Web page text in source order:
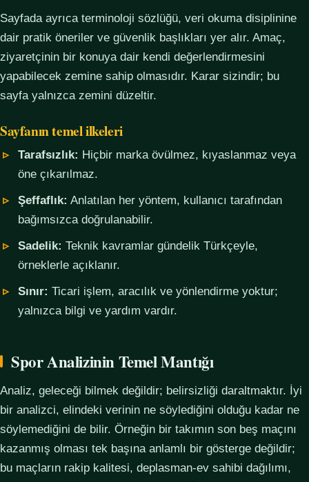
Sayfada ayrıca terminoloji sözlüğü, veri okuma disiplinine
dair pratik öneriler ve güvenlik başlıkları yer alır. Amaç,
ziyaretçinin bir konuya dair kendi değerlendirmesini
yapabilecek zemine sahip olmasıdır. Karar sizindir; bu
sayfa yalnızca zemini düzeltir.
Sayfanın temel ilkeleri
Tarafsızlık: Hiçbir marka övülmez, kıyaslanmaz veya
öne çıkarılmaz.
Şeffaflık: Anlatılan her yöntem, kullanıcı tarafından
bağımsızca doğrulanabilir.
Sadelik: Teknik kavramlar gündelik Türkçeyle,
örneklerle açıklanır.
Sınır: Ticari işlem, aracılık ve yönlendirme yoktur;
yalnızca bilgi ve yardım vardır.
Spor Analizinin Temel Mantığı
Analiz, geleceği bilmek değildir; belirsizliği daraltmaktır. İyi
bir analizci, elindeki verinin ne söylediğini olduğu kadar ne
söylemediğini de bilir. Örneğin bir takımın son beş maçını
kazanmış olması tek başına anlamlı bir gösterge değildir;
bu maçların rakip kalitesi, deplasman-ev sahibi dağılımı,